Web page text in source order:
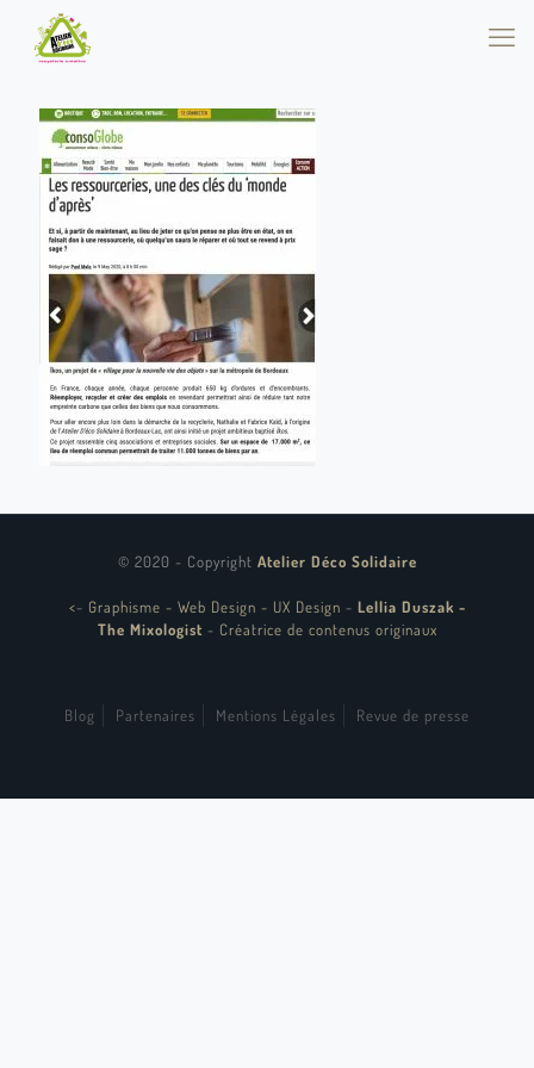
© 2020 - Copyright Atelier Déco Solidaire
<- Graphisme - Web Design - UX Design - Lellia Duszak -
The Mixologist - Créatrice de contenus originaux
Blog Partenaires Mentions Légales Revue de presse